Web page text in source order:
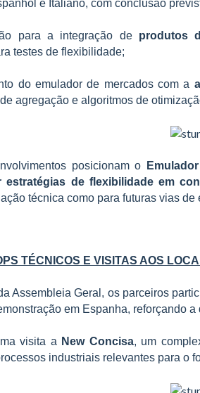
e Italiano, com conclusão
para a integração de produtos
testes de flexibilidade;
do emulador de mercados com a
agregação e algoritmos de
posicionam o
estratégias de flexibilidade em
técnica como para futuras vias de
TÉCNICOS E VISITAS AOS
Assembleia Geral, os parceiros
em Espanha, reforçando
visita a New Concisa, um
industriais relevantes para o